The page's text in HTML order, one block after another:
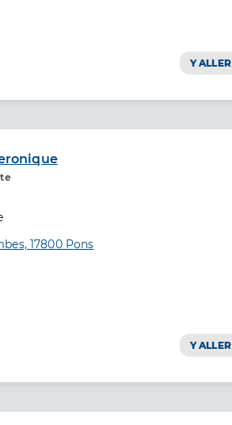
Y ALLER
de santé
17800 Pons
Y ALLER